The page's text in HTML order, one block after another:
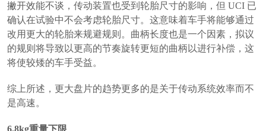
撇开效能不谈，传动装置也受到轮胎尺寸的影响，但 UCI 已
确认在试验中不会考虑轮胎尺寸。这意味着车手将能够通过
改用更大的轮胎来规避规则。曲柄长度也是一个因素，拟议
的规则将导致以更高的节奏旋转更短的曲柄以进行补偿，这
将使较矮的车手受益。
综上所述，更大盘片的趋势更多的是关于传动系统效率而不
是高速。